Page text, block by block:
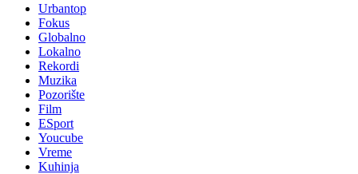
Urbantop
Fokus
Globalno
Lokalno
Rekordi
Muzika
Pozorište
Film
ESport
Youcube
Vreme
Kuhinja